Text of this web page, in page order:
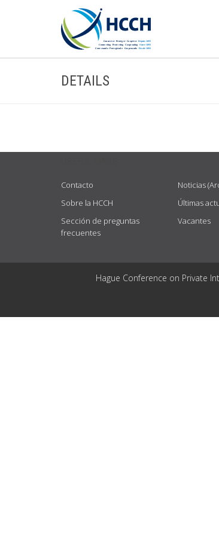
DETAILS
Contacto
Sobre la HCCH
Sección de preguntas
frecuentes
Noticias
Últimas
Vacantes
Hague Conference on Private